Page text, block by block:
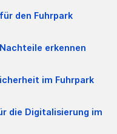
den Fuhrpark
erkennen
im Fuhrpark
die Digitalisierung im